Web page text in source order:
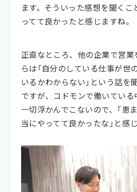
ます。そういった感想を聞くこ
ってて良かったと感じますね。
正直なところ、他の企業で営
らは「自分のしている仕事が世
いるかわからない」という話を
ですが、コドモンで働いてい
一切浮かんでこないので、「恵
当にやってて良かったな」と感